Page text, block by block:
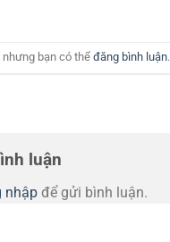
bạn có thể đăng bình luận.
luận
nhập để gửi bình luận.